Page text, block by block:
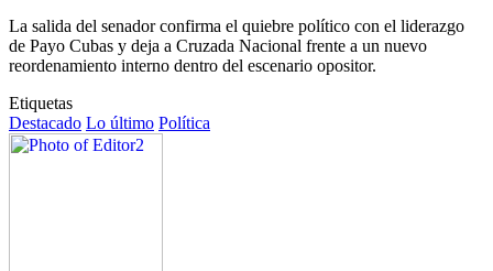
La salida del senador confirma el quiebre político con el liderazgo
de Payo Cubas y deja a Cruzada Nacional frente a un nuevo
reordenamiento interno dentro del escenario opositor.
Etiquetas
Destacado Lo último Política